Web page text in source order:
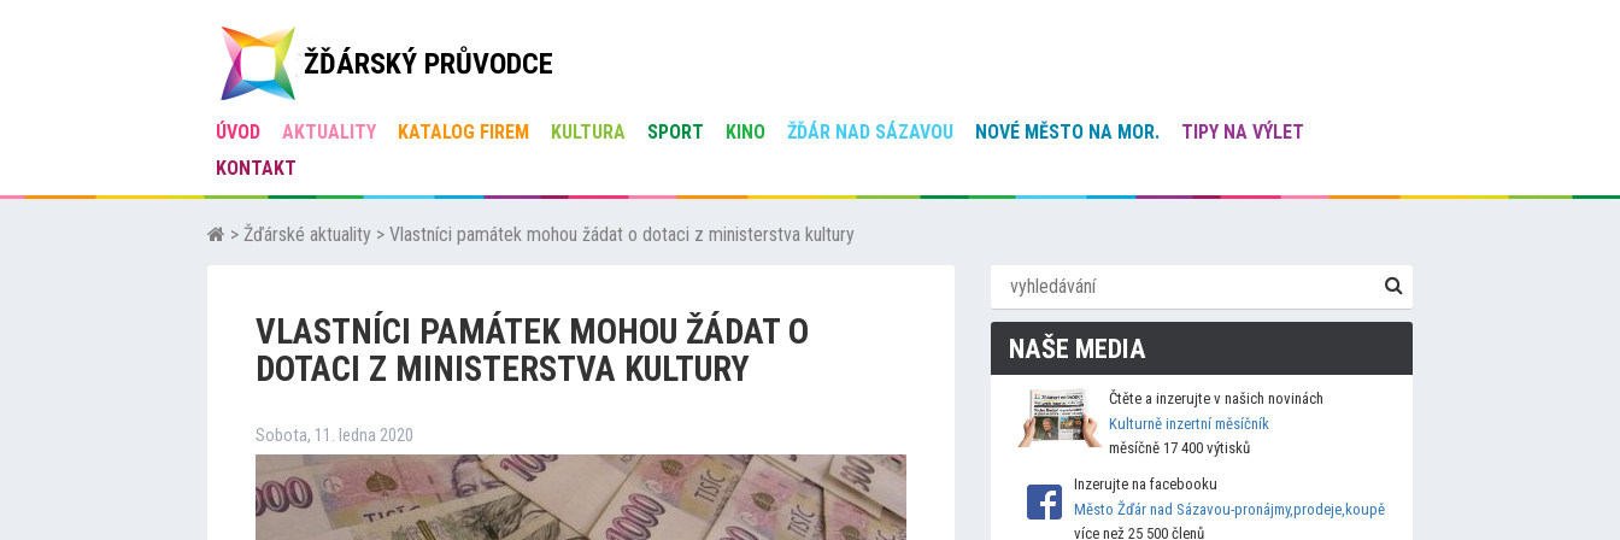
ŽĎÁRSKÝ PRŮVODCE
ÚVOD AKTUALITY KATALOG FIREM KULTURA SPORT KINO ŽĎÁR NAD SÁZAVOU NOVÉ MĚSTO NA MOR.
TIPY NA VÝLET
KONTAKT
> Žďárské aktuality > Vlastníci památek mohou žádat o dotaci z ministerstva kultury
VLASTNÍCI PAMÁTEK MOHOU ŽÁDAT O
DOTACI Z MINISTERSTVA KULTURY
Sobota, 11. ledna 2020
NAŠE MEDIA
Čtěte a inzerujte v našich novinách
Kulturně inzertní měsíčník
měsíčně 17 400 výtisků
Inzerujte na facebooku
Město Žďár nad Sázavou-pronájmy,prodeje,koupě
více než 25 500 členů